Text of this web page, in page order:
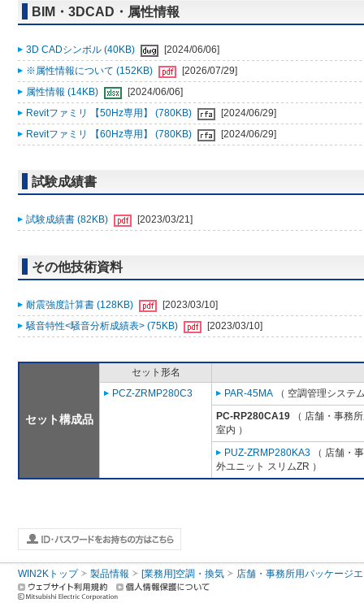
BIM・3DCAD・属性情報
3D CADシンボル (40KB)
[2024/06/06]
※属性情報について (152KB)
[2026/07/29]
属性情報 (14KB)
[2024/06/06]
Revitファミリ 【50Hz専用】 (780KB)
[2024/06/29]
Revitファミリ 【60Hz専用】 (780KB)
[2024/06/29]
試験成績書
試験成績書 (82KB) [2023/03/21]
その他技術資料
耐震強度計算書 (128KB)
[2023/03/10]
騒音特性<騒音分析成績表> (75KB)
[2023/03/10]
セット構成品
セット形名
PCZ-ZRMP280C3
PAR-45MA （ 空調管理システ
PC-RP280CA19 （ 店舗・事務
室内 ）
PUZ-ZRMP280KA3 （ 店舗・
外ユニット スリムZR ）
WIN2Kトップ 製品情報 [業務用]空調・換気 店舗・事務所用パッケージ